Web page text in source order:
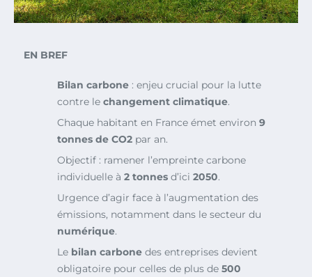
EN BREF
Bilan carbone : enjeu crucial pour la lutte
contre le changement climatique.
Chaque habitant en France émet environ 9
tonnes de CO2 par an.
Objectif : ramener l’empreinte carbone
individuelle à 2 tonnes d’ici 2050.
Urgence d’agir face à l’augmentation des
émissions, notamment dans le secteur du
numérique.
Le bilan carbone des entreprises devient
obligatoire pour celles de plus de 500